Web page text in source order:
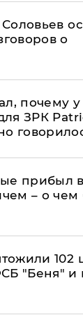
о
почему
ЗРК
прибыл
– о чем
102
"Беня" и